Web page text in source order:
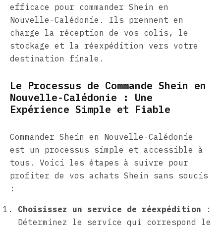
efficace pour commander Shein en
Nouvelle-Calédonie. Ils prennent en
charge la réception de vos colis, le
stockage et la réexpédition vers votre
destination finale.
Le Processus de Commande Shein en
Nouvelle-Calédonie : Une
Expérience Simple et Fiable
Commander Shein en Nouvelle-Calédonie
est un processus simple et accessible à
tous. Voici les étapes à suivre pour
profiter de vos achats Shein sans soucis
:
Choisissez un service de réexpédition :
Déterminez le service qui correspond le